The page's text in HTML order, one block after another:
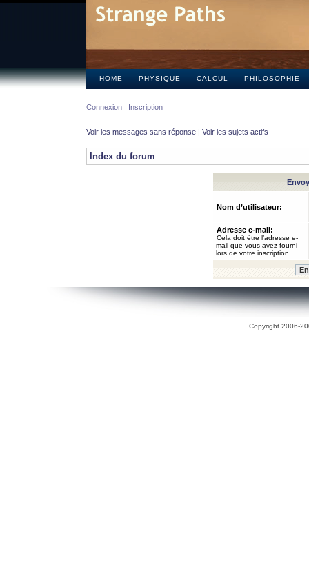
HOME PHYSIQUE CALCUL PHILOSOPHIE
Connexion Inscription
Voir les messages sans réponse | Voir les sujets actifs
Index du forum
Nom d’utilisateur:
Adresse e-mail:
Cela doit être l’adresse e-
mail que vous avez fourni
lors de votre inscription.
Copyright 2006-